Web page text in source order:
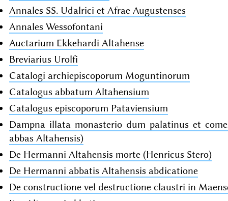
Annales SS. Udalrici et Afrae Augustenses
Annales Wessofontani
Auctarium Ekkehardi Altahense
Breviarius Urolfi
Catalogi archiepiscoporum Moguntinorum
Catalogus abbatum Altahensium
Catalogus episcoporum Pataviensium
Dampna illata monasterio dum palatinus et
abbas Altahensis)
De Hermanni Altahensis morte (Henricus Stero)
De Hermanni abbatis Altahensis abdicatione
De constructione vel destructione claustri in